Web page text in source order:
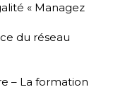
« Managez
du réseau
– La formation